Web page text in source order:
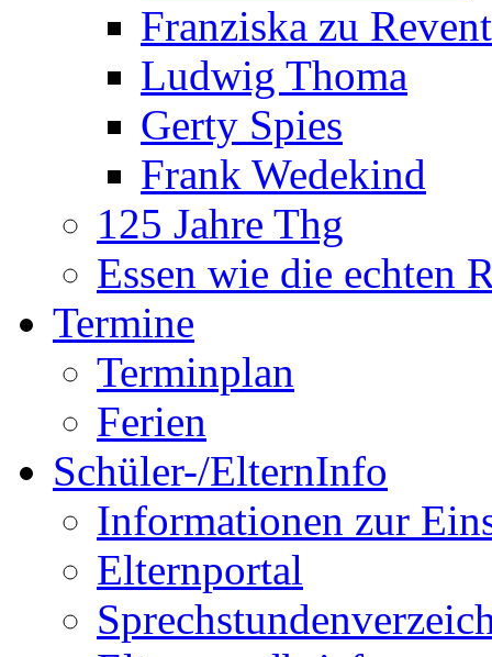
Franziska zu
Ludwig Thoma
Gerty Spies
Frank Wedekind
125 Jahre Thg
Essen wie die echten
Termine
Terminplan
Ferien
Schüler-/ElternInfo
Informationen zur
Elternportal